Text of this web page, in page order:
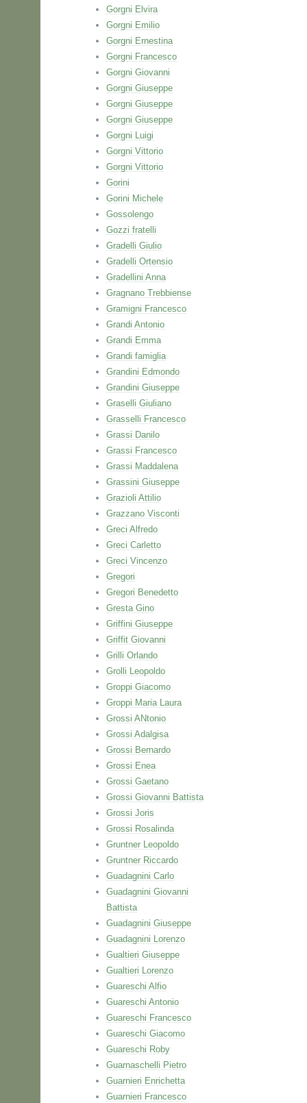
Gorgni Elvira
Gorgni Emilio
Gorgni Ernestina
Gorgni Francesco
Gorgni Giovanni
Gorgni Giuseppe
Gorgni Giuseppe
Gorgni Giuseppe
Gorgni Luigi
Gorgni Vittorio
Gorgni Vittorio
Gorini
Gorini Michele
Gossolengo
Gozzi fratelli
Gradelli Giulio
Gradelli Ortensio
Gradellini Anna
Gragnano Trebbiense
Gramigni Francesco
Grandi Antonio
Grandi Emma
Grandi famiglia
Grandini Edmondo
Grandini Giuseppe
Graselli Giuliano
Grasselli Francesco
Grassi Danilo
Grassi Francesco
Grassi Maddalena
Grassini Giuseppe
Grazioli Attilio
Grazzano Visconti
Greci Alfredo
Greci Carletto
Greci Vincenzo
Gregori
Gregori Benedetto
Gresta Gino
Griffini Giuseppe
Griffit Giovanni
Grilli Orlando
Grolli Leopoldo
Groppi Giacomo
Groppi Maria Laura
Grossi ANtonio
Grossi Adalgisa
Grossi Bernardo
Grossi Enea
Grossi Gaetano
Grossi Giovanni Battista
Grossi Joris
Grossi Rosalinda
Gruntner Leopoldo
Gruntner Riccardo
Guadagnini Carlo
Guadagnini Giovanni
Battista
Guadagnini Giuseppe
Guadagnini Lorenzo
Gualtieri Giuseppe
Gualtieri Lorenzo
Guareschi Alfio
Guareschi Antonio
Guareschi Francesco
Guareschi Giacomo
Guareschi Roby
Guarnaschelli Pietro
Guarnieri Enrichetta
Guarnieri Francesco